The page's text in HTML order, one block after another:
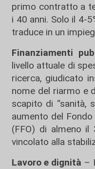
primo contratto a
i 40 anni. Solo il 4-
traduce in un
Finanziamenti
livello attuale di
ricerca, giudicato
nome del riarmo e
scapito di “sanità,
aumento del
(FFO) di almeno il
vincolato alla
Lavoro e dignità –